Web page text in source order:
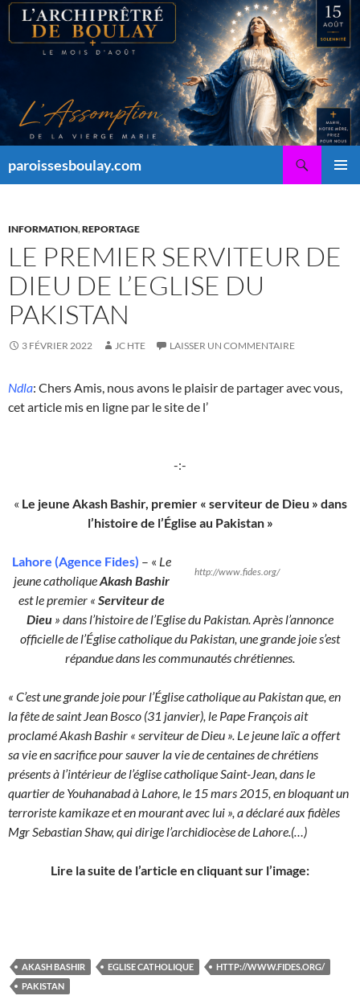
Aller
contenu
paroissesboulay.com
INFORMATION,REPORTAGE
LE PREMIER SERVITEUR DE
DIEU DE L’EGLISE DU
PAKISTAN
3 FÉVRIER 2022 JC HTE LAISSER UN COMMENTAIRE
Ndla: Chers Amis, nous avons le plaisir de partager avec vous,
cet article mis en ligne par le site de l’
-:-
« Le jeune Akash Bashir, premier « serviteur de Dieu » dans
l’histoire de l’Église au Pakistan »
http://www.fides.org/
Lahore (Agence Fides) – « Le
jeune catholiqueAkash Bashir
est le premier « Serviteur de
Dieu » dans l’histoire de l’Eglise du Pakistan. Après l’annonce
officielle de l’Église catholique du Pakistan, une grande joie s’est
répandue dans les communautés chrétiennes.
« C’est une grande joie pour l’Église catholique au Pakistan que, en
la fête de saint Jean Bosco (31 janvier), le Pape François ait
proclamé Akash Bashir « serviteur de Dieu ». Le jeune laïc a offert
sa vie en sacrifice pour sauver la vie de centaines de chrétiens
présents à l’intérieur de l’église catholique Saint-Jean, dans le
quartier de Youhanabad à Lahore, le 15 mars 2015, en bloquant un
terroriste kamikaze et en mourant avec lui », a déclaré aux fidèles
Mgr Sebastian Shaw, qui dirige l’archidiocèse de Lahore.(…)
Lire la suite de l’article en cliquant sur l’image:
AKASH BASHIR EGLISE CATHOLIQUE
HTTP://WWW.FIDES.ORG/
PAKISTAN